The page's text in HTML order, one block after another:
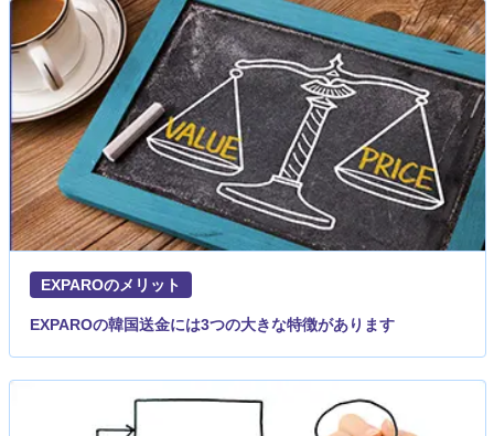
EXPAROのメリット
EXPAROの韓国送金には3つの大きな特徴があります